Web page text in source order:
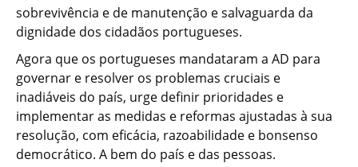
sobrevivência e de manutenção e salvaguarda da
dignidade dos cidadãos portugueses.
Agora que os portugueses mandataram a AD para
governar e resolver os problemas cruciais e
inadiáveis do país, urge definir prioridades e
implementar as medidas e reformas ajustadas à sua
resolução, com eficácia, razoabilidade e bonsenso
democrático. A bem do país e das pessoas.